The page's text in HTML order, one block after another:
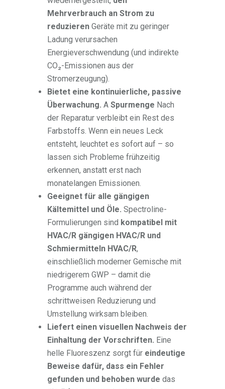
Mehrverbrauch an Strom zu
reduzieren Geräte mit zu geringer
Ladung verursachen
Energieverschwendung (und indirekte
CO₂-Emissionen aus der
Stromerzeugung).
Bietet eine kontinuierliche, passive
Überwachung. ASpurmenge Nach
der Reparatur verbleibt ein Rest des
Farbstoffs. Wenn ein neues Leck
entsteht, leuchtet es sofort auf – so
lassen sich Probleme frühzeitig
erkennen, anstatt erst nach
monatelangen Emissionen.
Geeignet für alle gängigen
Kältemittel und Öle. Spectroline-
Formulierungen sind kompatibel mit
HVAC/R gängigen HVAC/R und
Schmiermitteln HVAC/R,
einschließlich moderner Gemische mit
niedrigerem GWP – damit die
Programme auch während der
schrittweisen Reduzierung und
Umstellung wirksam bleiben.
Liefert einen visuellen Nachweis der
Einhaltung der Vorschriften. Eine
helle Fluoreszenz sorgt für eindeutige
Beweise dafür, dass ein Fehler
gefunden und behoben wurde das